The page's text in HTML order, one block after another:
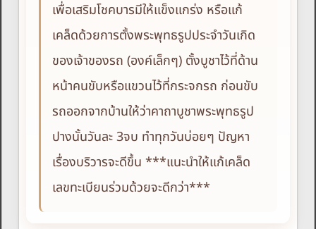
เพื่อเสริมโชคบารมีให้แข็งแกร่ง หรือแก้
เคล็ดด้วยการตั้งพระพุทธรูปประจำวันเกิด
ของเจ้าของรถ (องค์เล็กๆ) ตั้งบูชาไว้ที่ด้าน
หน้าคนขับหรือแขวนไว้ที่กระจกรถ ก่อนขับ
รถออกจากบ้านให้ว่าคาถาบูชาพระพุทธรูป
ปางนั้นวันละ 3จบ ทำทุกวันบ่อยๆ ปัญหา
เรื่องบริวารจะดีขึ้น ***แนะนำให้แก้เคล็ด
เลขทะเบียนร่วมด้วยจะดีกว่า***